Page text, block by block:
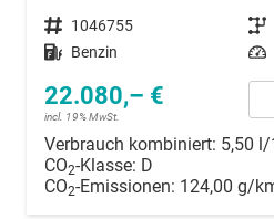
Fahrzeugnummer 1046755 Getriebe
Kraftstoff Benzin Leistung
22.080,– €
incl. 19% MwSt.
Verbrauch kombiniert: 5,50
CO2-Klasse: D
CO2-Emissionen: 124,00 g/